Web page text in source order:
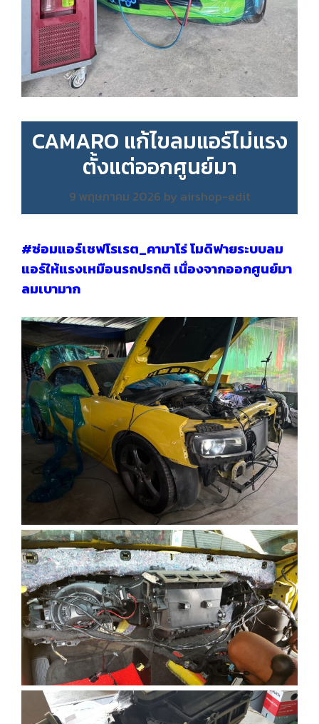
CAMARO แก้ไขลมแอร์ไม่แรง
ตั้งแต่ออกศูนย์มา
9 พฤษภาคม 2026 by airshop-edit
#ซ่อมแอร์เชฟโรเรต_คามาโร่ โมดิฟายระบบลม
แอร์ให้แรงเหมือนรถปรกติ เนื่องจากออกศูนย์มา
ลมเบามาก